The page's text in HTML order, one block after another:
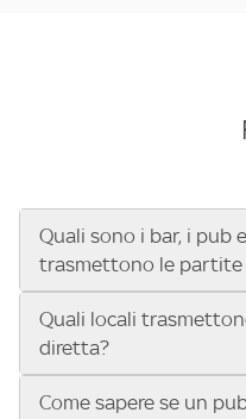
Quali sono i bar, i pub
trasmettono le partite
Se cerchi un bar, pub,
vedere le partite di Serie A
UEFA Champions League,
Conference League, il
Quali locali
diretta?
Vuoi sapere quali bar,
Come sapere se un